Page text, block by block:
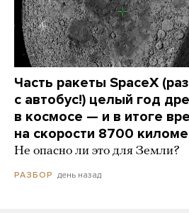
Часть ракеты SpaceX
с автобус!) целый год
в космосе — и в итоге
на скорости 8700
Не опасно ли это для Земли?
РАЗБОР день назад